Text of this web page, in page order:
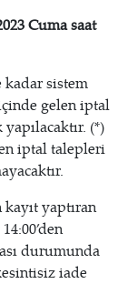
Cuma saat
sistem
gelen iptal
(*)
iptal talepleri
yaptıran
durumunda
iade